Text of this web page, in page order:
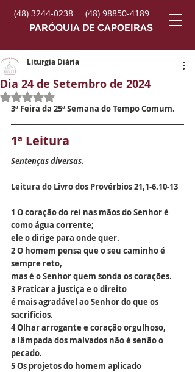
(48) 3244-0238
(48) 98850-4189
PARÓQUIA DE CAPOEIRAS
Dia 24 de Setembro de 2024
Liturgia Diária
Avaliado com NaN de 5 estrelas.
3ª Feira da 25ª Semana do Tempo Comum.
1ª Leitura
Sentenças diversas.
Leitura do Livro dos Provérbios 21,1-6.10-13
1 O coração do rei nas mãos do Senhor é
como água corrente;
ele o dirige para onde quer.
2 O homem pensa que o seu caminho é
sempre reto,
mas é o Senhor quem sonda os corações.
3 Praticar a justiça e o direito
é mais agradável ao Senhor do que os
sacrifícios.
4 Olhar arrogante e coração orgulhoso,
a lâmpada dos malvados não é senão o
pecado.
5 Os projetos do homem aplicado